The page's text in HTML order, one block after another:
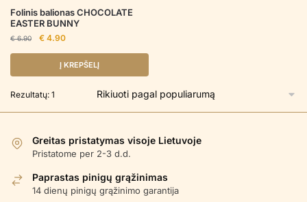
Folinis balionas CHOCOLATE
EASTER BUNNY
€6.90
Original
€ 6.90.
€ 4.90Current
is:
€ 4.90.
Į KREPŠELĮ
Rezultatų: 1
Greitas pristatymas visoje Lietuvoje
Pristatome per 2-3 d.d.
Paprastas pinigų grąžinimas
14 dienų pinigų grąžinimo garantija